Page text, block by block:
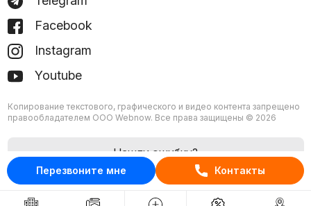
Перезвоните мне Контакты
Facebook
Instagram
Youtube
Копирование текстового, графического и видео контента запрещено
правообладателем ООО Webnow. Все права защищены © 2026
Нашли ошибку?